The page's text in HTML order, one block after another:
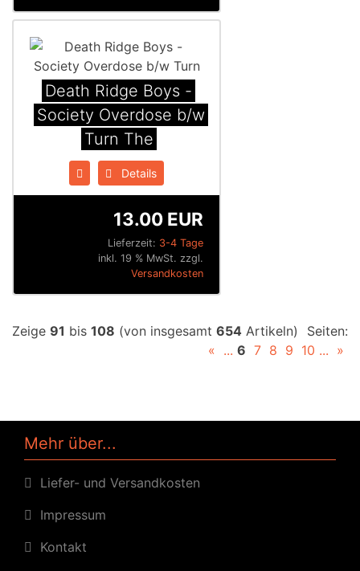
Death Ridge Boys -
Society Overdose b​/​w
Turn The
Details
Lieferzeit: 3-4 Tage
13.00 EUR
inkl. 19 % MwSt. zzgl.
Versandkosten
Zeige 91 bis 108 (von insgesamt 654 Artikeln)
Seiten:
« ... 6 7 8 9 10 ... »
Mehr über...
Liefer- und Versandkosten
Impressum
Kontakt